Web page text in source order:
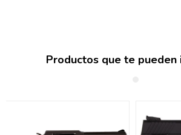
Productos que te pueden